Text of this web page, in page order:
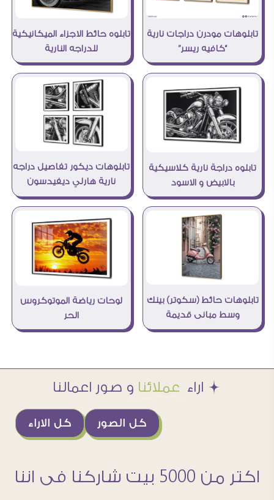
تابلوهات مودرن دراجات نارية
“كافيه ريسر”
تابلوه حائط الاجزاء الميكانيكية
للدراجه النارية
تابلوه دراجة نارية كلاسيكية
بالابيض و الاسود
تابلوهات ديكور تفاصيل دراجه
نارية هارلي ديفيدسون
تابلوهات حائط (سكوتر) بينك
وسط مبانى قديمة
لوحات رياضة الموتوكروس
الحر
Æ اراء عملائنا و صور اعمالنا
كل الاراء كل الصور
اكتر من 5000 بيت شاركنا فى اننا